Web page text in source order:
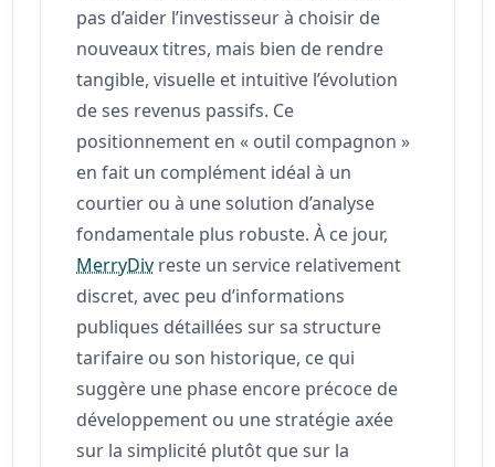
pas d’aider l’investisseur à choisir de
nouveaux titres, mais bien de rendre
tangible, visuelle et intuitive l’évolution
de ses revenus passifs. Ce
positionnement en « outil compagnon »
en fait un complément idéal à un
courtier ou à une solution d’analyse
fondamentale plus robuste. À ce jour,
MerryDiv reste un service relativement
discret, avec peu d’informations
publiques détaillées sur sa structure
tarifaire ou son historique, ce qui
suggère une phase encore précoce de
développement ou une stratégie axée
sur la simplicité plutôt que sur la